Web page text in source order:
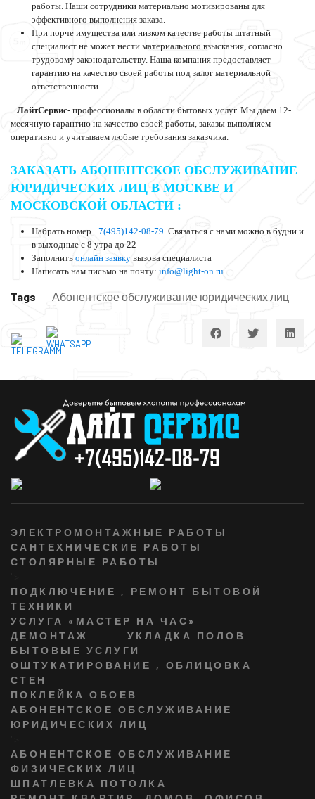
работы. Наши сотрудники материально мотивированы для
эффективного выполнения заказа.
При порче имущества или низком качестве работы штатный
специалист не может нести материального взыскания, согласно
трудовому законодательству. Наша компания предоставляет
гарантию на качество своей работы под залог материальной
ответственности.
ЛайтСервис- профессионалы в области бытовых услуг. Мы даем 12-
месячную гарантию на качество своей работы, заказы выполняем
оперативно и учитываем любые требования заказчика.
ЗАКАЗАТЬ АБОНЕНТСКОЕ ОБСЛУЖИВАНИЕ
ЮРИДИЧЕСКИХ ЛИЦ В МОСКВЕ И
МОСКОВСКОЙ ОБЛАСТИ :
Набрать номер +7(495)142-08-79. Связаться с нами можно в будни и
в выходные с 8 утра до 22
Заполнить онлайн заявку вызова специалиста
Написать нам письмо на почту: info@light-on.ru
Tags Абонентское обслуживание юридических лиц
ЭЛЕКТРОМОНТАЖНЫЕ РАБОТЫ
САНТЕХНИЧЕСКИЕ РАБОТЫ
СТОЛЯРНЫЕ РАБОТЫ
ПОДКЛЮЧЕНИЕ , РЕМОНТ БЫТОВОЙ
ТЕХНИКИ
УСЛУГА «МАСТЕР НА ЧАС»
ДЕМОНТАЖ
УКЛАДКА ПОЛОВ
БЫТОВЫЕ УСЛУГИ
ОШТУКАТИРОВАНИЕ , ОБЛИЦОВКА
СТЕН
ПОКЛЕЙКА ОБОЕВ
АБОНЕНТСКОЕ ОБСЛУЖИВАНИЕ
ЮРИДИЧЕСКИХ ЛИЦ
АБОНЕНТСКОЕ ОБСЛУЖИВАНИЕ
ФИЗИЧЕСКИХ ЛИЦ
ШПАТЛЕВКА ПОТОЛКА